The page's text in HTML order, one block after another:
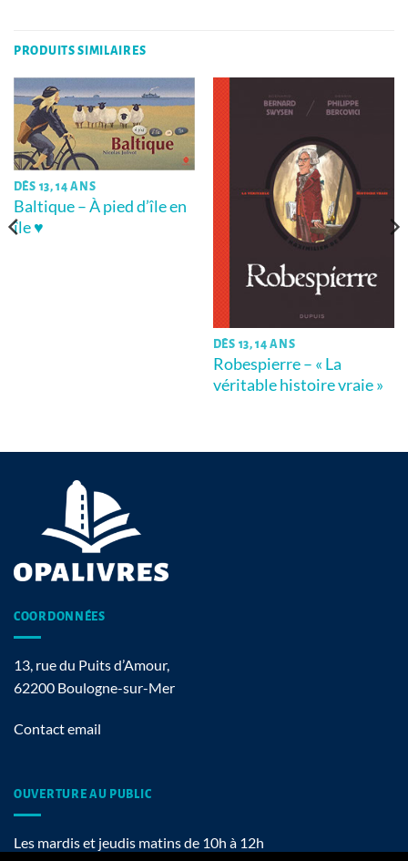
PRODUITS SIMILAIRES
DÈS 13, 14 ANS
Baltique – À pied d’île en
île ♥
DÈS 13, 14 ANS
Robespierre – « La
véritable histoire vraie »
COORDONNÉES
13, rue du Puits d’Amour,
62200 Boulogne-sur-Mer
Contact email
OUVERTURE AU PUBLIC
Les mardis et jeudis matins de 10h à 12h